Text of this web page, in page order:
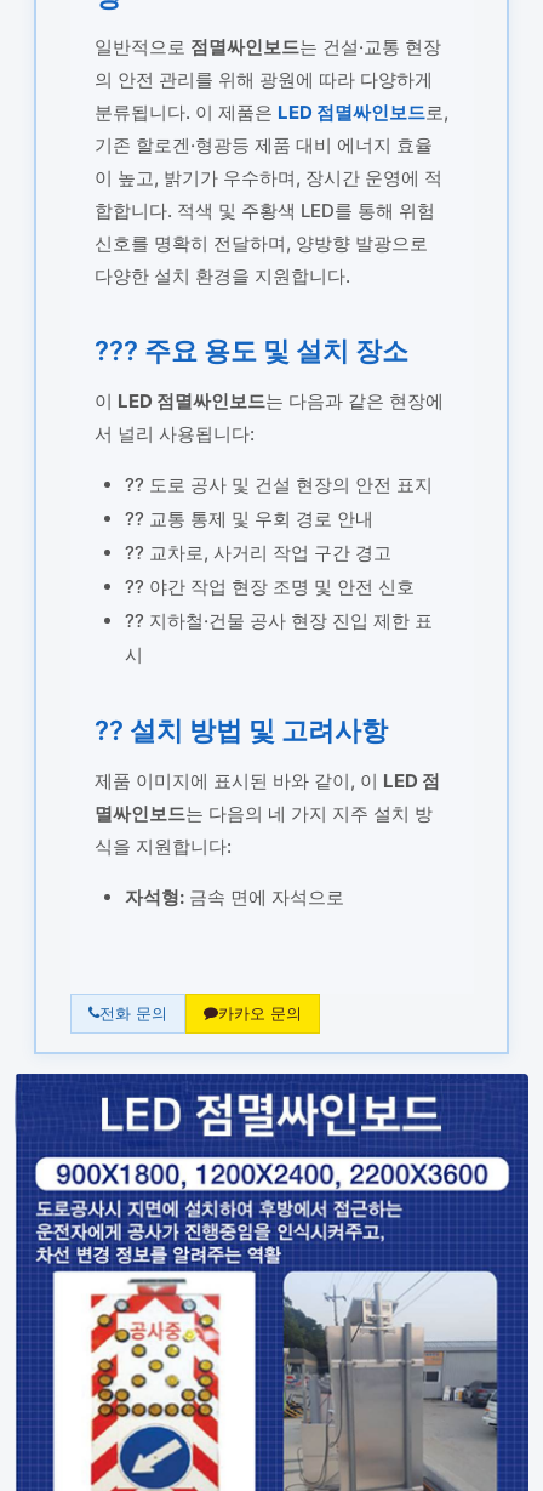
일반적으로 점멸싸인보드는 건설·교통 현장
의 안전 관리를 위해 광원에 따라 다양하게
분류됩니다. 이 제품은 LED 점멸싸인보드로,
기존 할로겐·형광등 제품 대비 에너지 효율
이 높고, 밝기가 우수하며, 장시간 운영에 적
합합니다. 적색 및 주황색 LED를 통해 위험
신호를 명확히 전달하며, 양방향 발광으로
다양한 설치 환경을 지원합니다.
??? 주요 용도 및 설치 장소
이 LED 점멸싸인보드는 다음과 같은 현장에
서 널리 사용됩니다:
?? 도로 공사 및 건설 현장의 안전 표지
?? 교통 통제 및 우회 경로 안내
?? 교차로, 사거리 작업 구간 경고
?? 야간 작업 현장 조명 및 안전 신호
?? 지하철·건물 공사 현장 진입 제한 표
시
?? 설치 방법 및 고려사항
제품 이미지에 표시된 바와 같이, 이 LED 점
멸싸인보드는 다음의 네 가지 지주 설치 방
식을 지원합니다:
자석형:금속 면에 자석으로
전화 문의 카카오 문의